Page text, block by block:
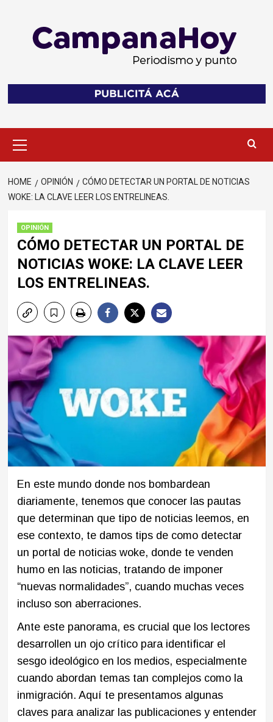
Menu
HOME OPINIÓN
CÓMO DETECTAR UN PORTAL DE NOTICIAS
WOKE: LA CLAVE LEER LOS ENTRELINEAS.
OPINIÓN
CÓMO DETECTAR UN PORTAL DE
NOTICIAS WOKE: LA CLAVE LEER
LOS ENTRELINEAS.
En este mundo donde nos bombardean
diariamente, tenemos que conocer las pautas
que determinan que tipo de noticias leemos, en
ese contexto, te damos tips de como detectar
un portal de noticias woke, donde te venden
humo en las noticias, tratando de imponer
“nuevas normalidades”, cuando muchas veces
incluso son aberraciones.
Ante este panorama, es crucial que los lectores
desarrollen un ojo crítico para identificar el
sesgo ideológico en los medios, especialmente
cuando abordan temas tan complejos como la
inmigración. Aquí te presentamos algunas
claves para analizar las publicaciones y entender